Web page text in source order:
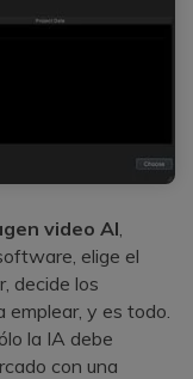
video AI
elige el
decide los
y es todo.
la IA debe
con una